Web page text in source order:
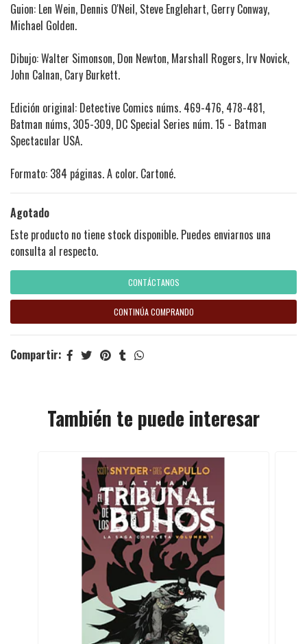
Guion: Len Wein, Dennis O'Neil, Steve Englehart, Gerry Conway,
Michael Golden.
Dibujo: Walter Simonson, Don Newton, Marshall Rogers, Irv Novick,
John Calnan, Cary Burkett.
Edición original: Detective Comics núms. 469-476, 478-481,
Batman núms, 305-309, DC Special Series núm. 15 - Batman
Spectacular USA.
Formato: 384 páginas. A color. Cartoné.
Agotado
Este producto no tiene stock disponible. Puedes enviarnos una
consulta al respecto.
CONTÁCTANOS
CONTINÚA COMPRANDO
Compartir:
También te puede interesar